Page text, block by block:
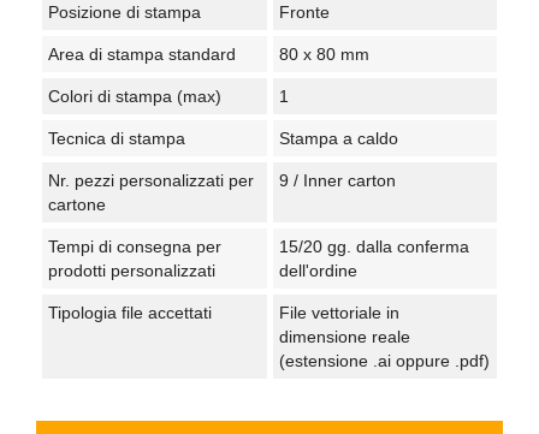
Posizione di stampa Fronte
Area di stampa standard 80 x 80 mm
Colori di stampa (max) 1
Tecnica di stampa Stampa a caldo
Nr. pezzi personalizzati per
cartone
9 / Inner carton
Tempi di consegna per
prodotti personalizzati
15/20 gg. dalla conferma
dell'ordine
Tipologia file accettati
File vettoriale in
dimensione reale
(estensione .ai oppure .pdf)